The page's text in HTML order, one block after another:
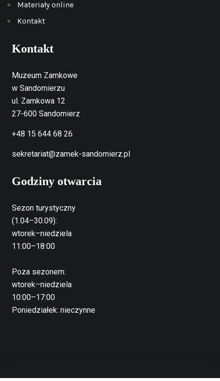
Materiały online
Kontakt
Kontakt
Muzeum Zamkowe
w Sandomierzu
ul. Zamkowa 12
27-600 Sandomierz
+48 15 644 68 26
sekretariat@zamek-sandomierz.pl
Godziny otwarcia
Sezon turystyczny
(1.04–30.09):
wtorek–niedziela
11:00–18:00
Poza sezonem:
wtorek–niedziela
10:00–17:00
Poniedziałek: nieczynne